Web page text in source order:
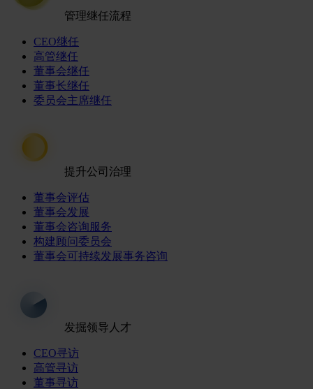
管理继任流程
CEO继任
高管继任
董事会继任
董事长继任
委员会主席继任
提升公司治理
董事会评估
董事会发展
董事会咨询服务
构建顾问委员会
董事会可持续发展事务咨询
发掘领导人才
CEO寻访
高管寻访
董事寻访